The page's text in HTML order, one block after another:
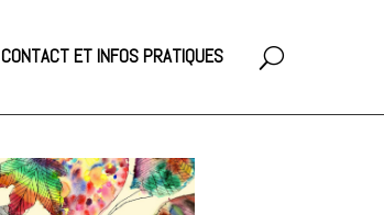
CONTACT ET INFOS PRATIQUES